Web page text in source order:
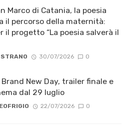
Marco di Catania, la poesia
il percorso della maternità:
il progetto “La poesia salverà il
30/07/2026 0
New Day, trailer finale e
dal 29 luglio
22/07/2026 0